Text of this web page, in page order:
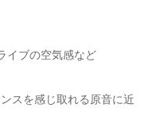
イブの空気感など
スを感じ取れる原音に近